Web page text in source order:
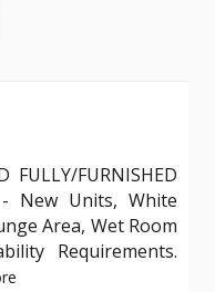
FULLY/FURNISHED
New Units, White
Area, Wet Room
Requirements.